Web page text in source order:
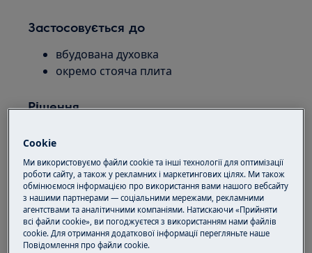
Застосовується до
вбудована духовка
окремо стояча плита
Рішення
(батьківський контроль)
Зверніться до опису в інструкції з
експлуатації,оскільки способи
вимкнення відрізняються залежно
від моделі.
Процедура активації та деактивації
Cookie
Ми використовуємо файли cookie та інші технології для оптимізації
роботи сайту, а також у рекламних і маркетингових цілях. Ми також
обмінюємося інформацією про використання вами нашого вебсайту
з нашими партнерами — соціальними мережами, рекламними
агентствами та аналітичними компаніями. Натискаючи «Прийняти
всі файли cookie», ви погоджуєтеся з використанням нами файлів
cookie. Для отримання додаткової інформації перегляньте наше
Пoвідомлення прo файли cookie.